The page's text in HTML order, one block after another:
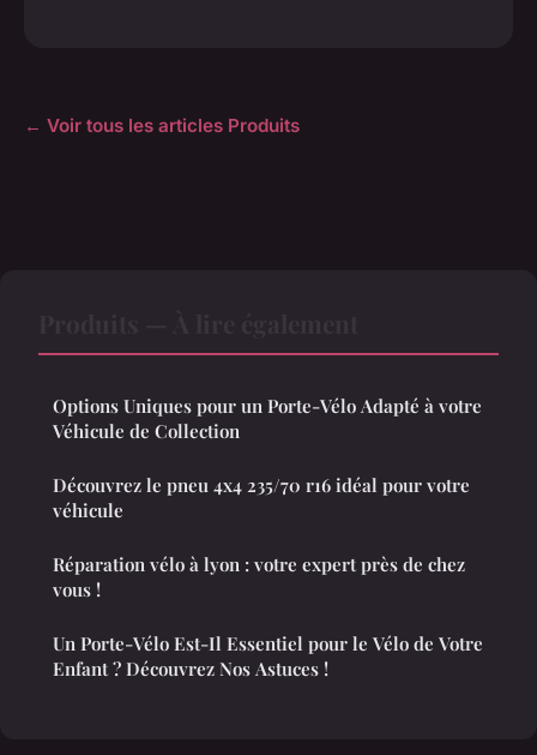
← Voir tous les articles Produits
Options Uniques pour un Porte-Vélo Adapté à votre
Véhicule de Collection
Découvrez le pneu 4x4 235/70 r16 idéal pour votre
véhicule
Réparation vélo à lyon : votre expert près de chez
vous !
Un Porte-Vélo Est-Il Essentiel pour le Vélo de Votre
Enfant ? Découvrez Nos Astuces !